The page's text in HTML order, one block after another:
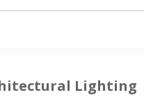
Lighting